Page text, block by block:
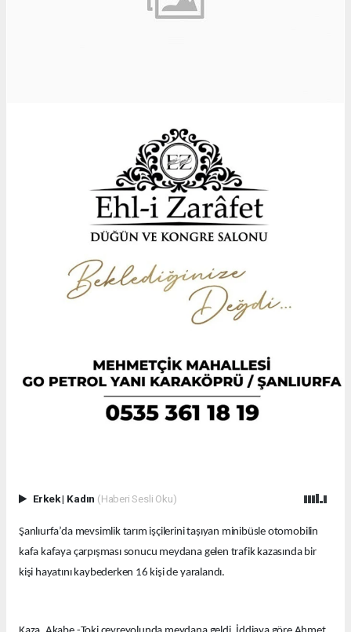
Erkek| Kadın (Haberi Sesli Oku)
Şanlıurfa’da mevsimlik tarım işçilerini taşıyan minibüsle otomobilin
kafa kafaya çarpışması sonucu meydana gelen trafik kazasında bir
kişi hayatını kaybederken 16 kişi de yaralandı.